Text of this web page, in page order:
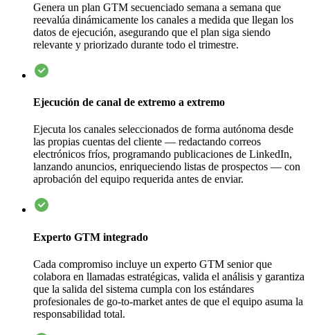
Genera un plan GTM secuenciado semana a semana que
reevalúa dinámicamente los canales a medida que llegan los
datos de ejecución, asegurando que el plan siga siendo
relevante y priorizado durante todo el trimestre.
Ejecución de canal de extremo a extremo
Ejecuta los canales seleccionados de forma autónoma desde
las propias cuentas del cliente — redactando correos
electrónicos fríos, programando publicaciones de LinkedIn,
lanzando anuncios, enriqueciendo listas de prospectos — con
aprobación del equipo requerida antes de enviar.
Experto GTM integrado
Cada compromiso incluye un experto GTM senior que
colabora en llamadas estratégicas, valida el análisis y garantiza
que la salida del sistema cumpla con los estándares
profesionales de go-to-market antes de que el equipo asuma la
responsabilidad total.